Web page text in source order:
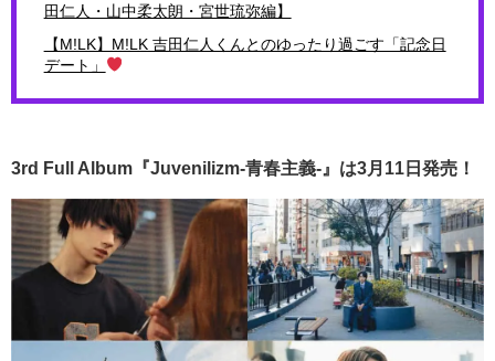
田仁人・山中柔太朗・宮世琉弥編】
【M!LK】M!LK 吉田仁人くんとのゆったり過ごす「記念日
デート」
3rd Full Album『Juvenilizm-青春主義-』は3月11日発売！